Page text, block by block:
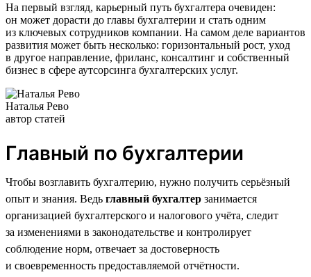
На первый взгляд, карьерный путь бухгалтера очевиден:
он может дорасти до главы бухгалтерии и стать одним
из ключевых сотрудников компании. На самом деле вариантов
развития может быть несколько: горизонтальный рост, уход
в другое направление, фриланс, консалтинг и собственный
бизнес в сфере аутсорсинга бухгалтерских услуг.
Наталья Рево
автор статей
Главный по бухгалтерии
Чтобы возглавить бухгалтерию, нужно получить серьёзный
опыт и знания. Ведь главный бухгалтер занимается
организацией бухгалтерского и налогового учёта, следит
за изменениями в законодательстве и контролирует
соблюдение норм, отвечает за достоверность
и своевременность предоставляемой отчётности.